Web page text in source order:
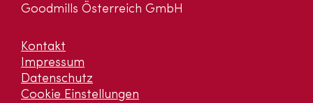
Goodmills Österreich GmbH
Kontakt
Impressum
Datenschutz
Cookie Einstellungen